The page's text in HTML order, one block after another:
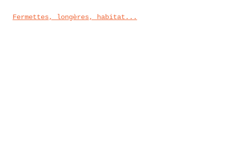
Fermettes, longères, habitat...